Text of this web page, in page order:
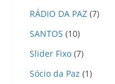
RÁDIO DA PAZ (7)
SANTOS (10)
Slider Fixo (7)
Sócio da Paz (1)